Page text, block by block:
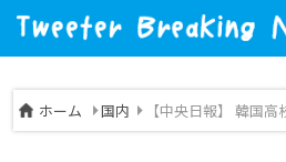
ホーム 国内 【中央日報】 韓国